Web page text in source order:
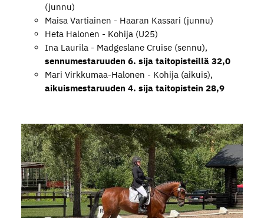
(junnu)
Maisa Vartiainen - Haaran Kassari (junnu)
Heta Halonen - Kohija (U25)
Ina Laurila - Madgeslane Cruise (sennu),
sennumestaruuden 6. sija taitopisteillä 32,0
Mari Virkkumaa-Halonen - Kohija (aikuis),
aikuismestaruuden 4. sija taitopistein 28,9